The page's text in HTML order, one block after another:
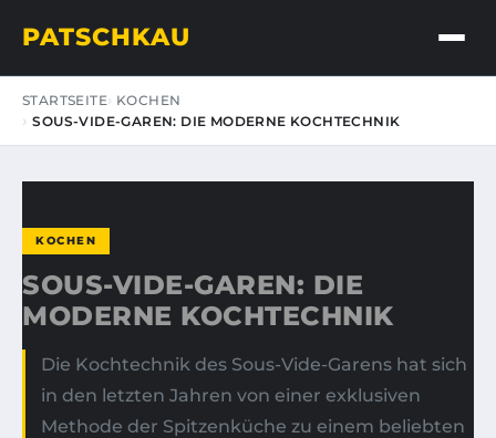
PATSCHKAU
STARTSEITE KOCHEN
SOUS-VIDE-GAREN: DIE MODERNE KOCHTECHNIK
KOCHEN
SOUS-VIDE-GAREN: DIE
MODERNE KOCHTECHNIK
Die Kochtechnik des Sous-Vide-Garens hat sich
in den letzten Jahren von einer exklusiven
Methode der Spitzenküche zu einem beliebten